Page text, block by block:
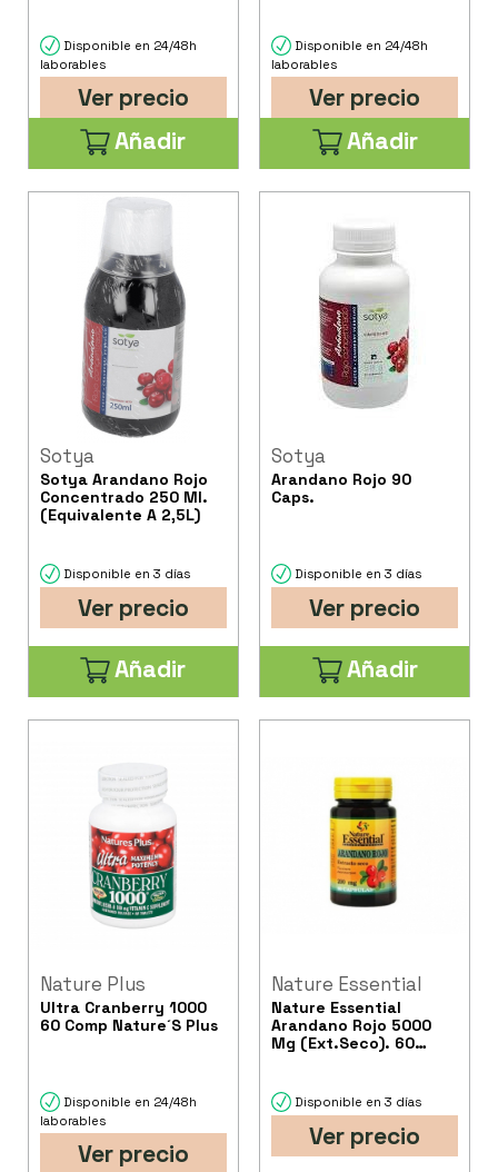
Disponible en 24/48h
laborables
Ver precio
Añadir
Disponible en 24/48h
laborables
Ver precio
Añadir
Sotya
Sotya Arandano Rojo
Concentrado 250 Ml.
(Equivalente A 2,5L)
Disponible en 3 días
Ver precio
Añadir
Sotya
Arandano Rojo 90
Caps.
Disponible en 3 días
Ver precio
Añadir
Nature Plus
Ultra Cranberry 1000
60 Comp Nature´S Plus
Disponible en 24/48h
laborables
Ver precio
Nature Essential
Nature Essential
Arandano Rojo 5000
Mg (Ext.Seco). 60
Disponible en 3 días
Ver precio